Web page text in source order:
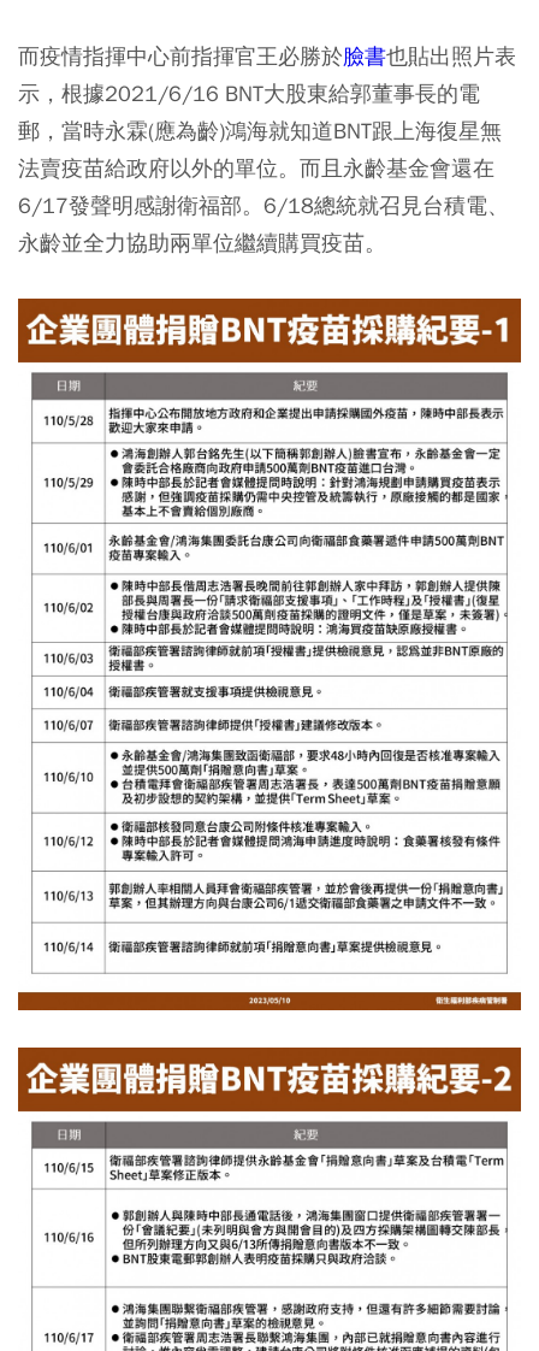
而疫情指揮中心前指揮官王必勝於臉書也貼出照片表
示，根據2021/6/16 BNT大股東給郭董事長的電
郵，當時永霖(應為齡)鴻海就知道BNT跟上海復星無
法賣疫苗給政府以外的單位。而且永齡基金會還在
6/17發聲明感謝衛福部。6/18總統就召見台積電、
永齡並全力協助兩單位繼續購買疫苗。